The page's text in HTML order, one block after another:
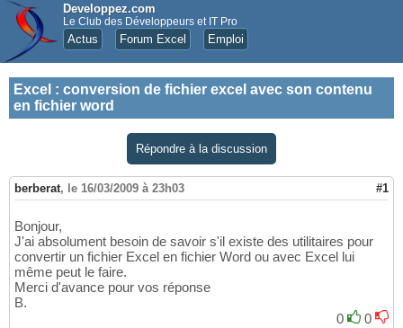
Developpez.com
Le Club des Développeurs et IT Pro
Actus Forum Excel Emploi
Excel : conversion de fichier excel avec son contenu
en fichier word
Répondre à la discussion
berberat, le 16/03/2009 à 23h03 #1
Bonjour,
J'ai absolument besoin de savoir s'il existe des utilitaires pour
convertir un fichier Excel en fichier Word ou avec Excel lui
même peut le faire.
Merci d'avance pour vos réponse
B.
0
0